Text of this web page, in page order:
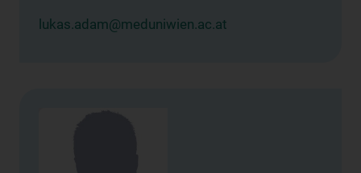
lukas.adam@meduniwien.ac.at